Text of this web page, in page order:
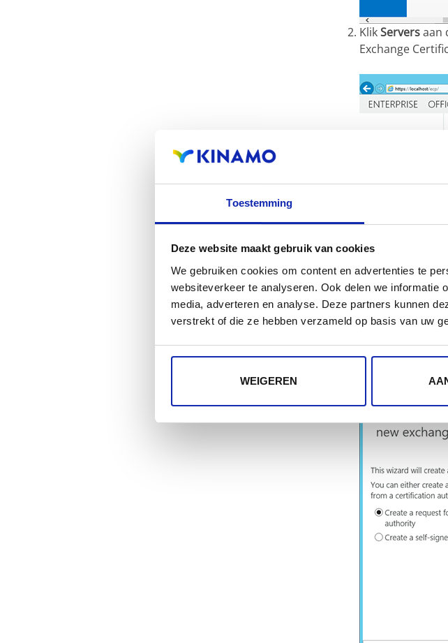
Toestemming
Deze website maakt gebruik van cookies
We gebruiken cookies om content en advertenties te
websiteverkeer te analyseren. Ook delen we
media, adverteren en analyse. Deze partners kunnen
verstrekt of die ze hebben verzameld op basis van uw
WEIGEREN
KlikServersaan
Exchange